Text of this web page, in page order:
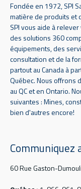
Fondée en 1972, SPI
matière de produits et
SPI vous aide à
des solutions 360
équipements, des
consultation et de la
partout au Canada à
Québec. Nous offrons
au QC et en Ontario.
suivantes : Mines,
bien d'autres encore!
Communiquez
60 Rue Gaston-